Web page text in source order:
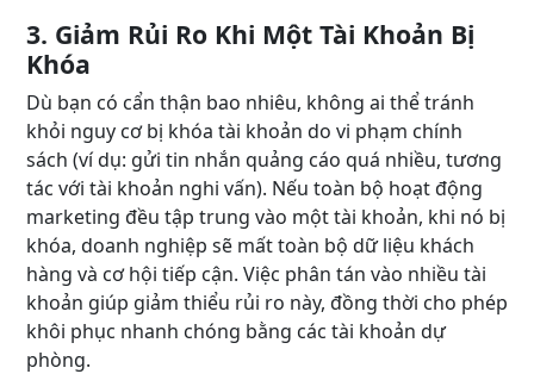
3. Giảm Rủi Ro Khi Một Tài Khoản Bị
Khóa
Dù bạn có cẩn thận bao nhiêu, không ai thể tránh
khỏi nguy cơ bị khóa tài khoản do vi phạm chính
sách (ví dụ: gửi tin nhắn quảng cáo quá nhiều, tương
tác với tài khoản nghi vấn). Nếu toàn bộ hoạt động
marketing đều tập trung vào một tài khoản, khi nó bị
khóa, doanh nghiệp sẽ mất toàn bộ dữ liệu khách
hàng và cơ hội tiếp cận. Việc phân tán vào nhiều tài
khoản giúp giảm thiểu rủi ro này, đồng thời cho phép
khôi phục nhanh chóng bằng các tài khoản dự
phòng.